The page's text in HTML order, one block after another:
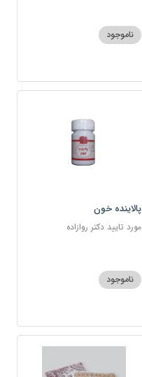
ناموجود
پالاینده خون
مورد تایید دکتر روازاده
ناموجود